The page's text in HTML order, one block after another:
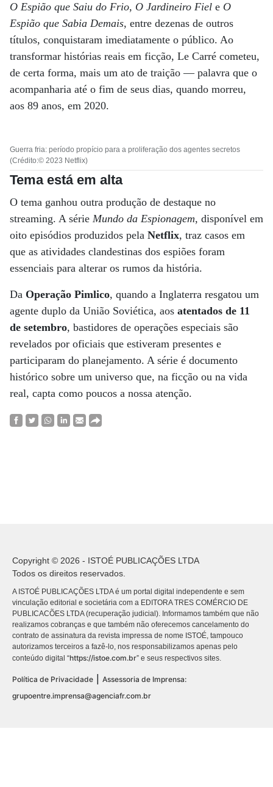
O Espião que Saiu do Frio, O Jardineiro Fiel e O
Espião que Sabia Demais, entre dezenas de outros
títulos, conquistaram imediatamente o público. Ao
transformar histórias reais em ficção, Le Carré cometeu,
de certa forma, mais um ato de traição — palavra que o
acompanharia até o fim de seus dias, quando morreu,
aos 89 anos, em 2020.
Guerra fria: período propício para a proliferação dos agentes secretos
(Crédito:© 2023 Netflix)
Tema está em alta
O tema ganhou outra produção de destaque no
streaming. A série Mundo da Espionagem, disponível em
oito episódios produzidos pela Netflix, traz casos em
que as atividades clandestinas dos espiões foram
essenciais para alterar os rumos da história.
Da Operação Pimlico, quando a Inglaterra resgatou um
agente duplo da União Soviética, aos atentados de 11
de setembro, bastidores de operações especiais são
revelados por oficiais que estiveram presentes e
participaram do planejamento. A série é documento
histórico sobre um universo que, na ficção ou na vida
real, capta como poucos a nossa atenção.
Copyright © 2026 - ISTOÉ PUBLICAÇÕES LTDA
Todos os direitos reservados.
A ISTOÉ PUBLICAÇÕES LTDA é um portal digital independente e sem
vinculação editorial e societária com a EDITORA TRES COMÉRCIO DE
PUBLICACÕES LTDA (recuperação judicial). Informamos também que não
realizamos cobranças e que também não oferecemos cancelamento do
contrato de assinatura da revista impressa de nome ISTOÉ, tampouco
autorizamos terceiros a fazê-lo, nos responsabilizamos apenas pelo
conteúdo digital “https://istoe.com.br” e seus respectivos sites.
Política de Privacidade
Assessoria de Imprensa:
grupoentre.imprensa@agenciafr.com.br